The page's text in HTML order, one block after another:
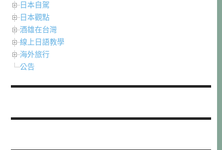
日本自駕
日本觀點
酒雄在台灣
線上日語教學
海外旅行
公告